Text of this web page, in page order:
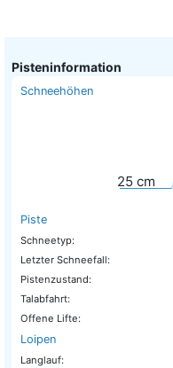
Pisteninformation
Schneehöhen
25 cm
Piste
Schneetyp:
Letzter Schneefall:
Pistenzustand:
Talabfahrt:
Offene Lifte:
Loipen
Langlauf: